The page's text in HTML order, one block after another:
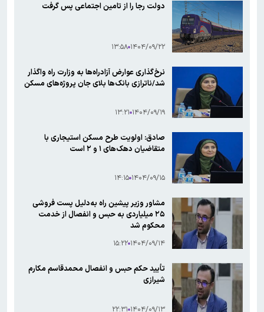
دولت رجا را از تامین اجتماعی پس گرفت
۱۴۰۴/۰۹/۲۲ ۱۳:۵۸
نرخ‌گذاری عوارض آزادراه‌ها به وزارت راه واگذار
شد/ناترازی بانک‌ها بلای جان پروژه‌های مسکن
۱۴۰۴/۰۹/۱۹ ۱۳:۲۱
صادق: اولویت طرح مسکن استیجاری با
متقاضیان دهک‌های ۱ و ۲ است
۱۴۰۴/۰۹/۱۵ ۱۴:۱۵
مشاور وزیر پیشین راه به‌دلیل پست فروشی
۲۵ میلیاردی به حبس و انفصال از خدمت
محکوم شد
۱۴۰۴/۰۹/۱۴ ۱۵:۲۲
تأیید حکم حبس و انفصال محمدقاسم مکارم
شیرازی
۱۴۰۴/۰۹/۱۳ ۲۲:۳۱